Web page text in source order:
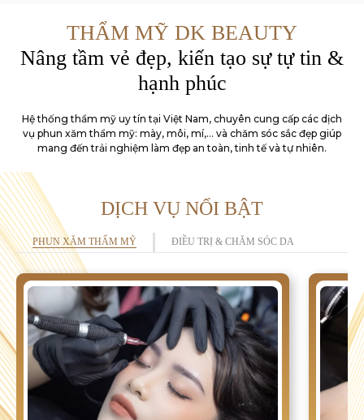
THẨM MỸ DK BEAUTY
Nâng tầm vẻ đẹp, kiến tạo sự tự tin &
hạnh phúc
Hệ thống thẩm mỹ uy tín tại Việt Nam, chuyên cung cấp các dịch
vụ phun xăm thẩm mỹ: mày, môi, mí,... và chăm sóc sắc đẹp giúp
mang đến trải nghiệm làm đẹp an toàn, tinh tế và tự nhiên.
DỊCH VỤ NỔI BẬT
PHUN XĂM THẨM MỸ ĐIỀU TRỊ & CHĂM SÓC DA